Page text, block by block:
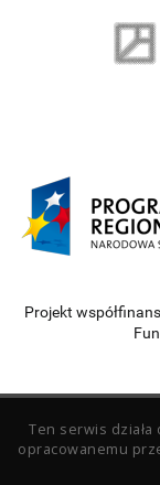
Projekt
Ten serwis
opracowanemu